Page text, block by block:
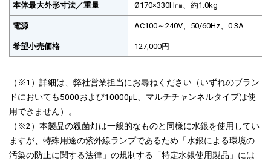
本体最大外形寸法／重量 Ø170×330H㎜、約1.0kg
電源 AC100～240V、50/60Hz、0.3A
希望小売価格 127,000円
（※1）詳細は、弊社営業担当にお尋ねください（いずれのブラン
ドにおいても5000および10000μL、マルチチャンネルタイプは使
用できません）。
（※2）本製品の殺菌灯は一般的なものと同様に水銀を使用してい
ますが、特殊用途の紫外線ランプであるため「水銀による環境の
汚染の防止に関する法律」の規制する「特定水銀使用製品」には